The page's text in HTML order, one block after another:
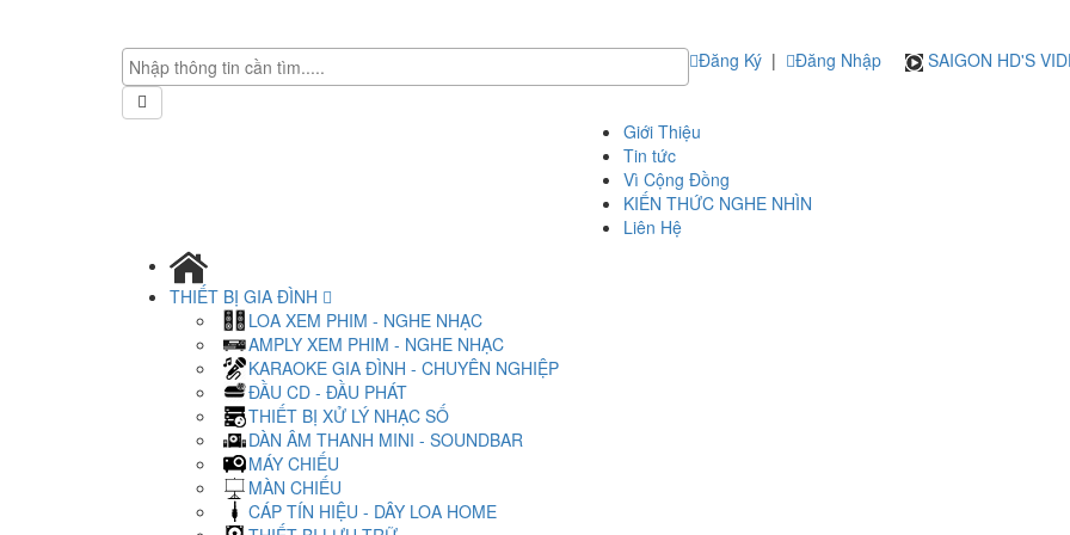
Đăng Ký | Đăng Nhập SAIGON HD'S
Giới Thiệu
Tin tức
Vì Cộng Đồng
KIẾN THỨC NGHE NHÌN
Liên Hệ
THIẾT BỊ GIA ĐÌNH
LOA XEM PHIM - NGHE NHẠC
AMPLY XEM PHIM - NGHE NHẠC
KARAOKE GIA ĐÌNH - CHUYÊN NGHIỆP
ĐẦU CD - ĐẦU PHÁT
THIẾT BỊ XỬ LÝ NHẠC SỐ
DÀN ÂM THANH MINI - SOUNDBAR
MÁY CHIẾU
MÀN CHIẾU
CÁP TÍN HIỆU - DÂY LOA HOME